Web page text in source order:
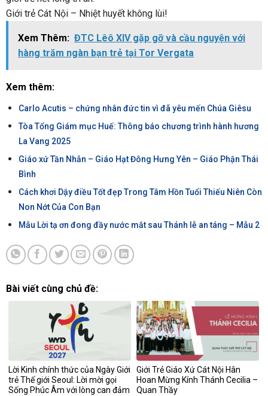
Giới trẻ Cát Nội – Nhiệt huyết không lùi!
Xem Thêm: ĐTC Lêô XIV gặp gỡ và cầu nguyện với
hàng trăm ngàn bạn trẻ tại Tor Vergata
Xem thêm:
Carlo Acutis – chứng nhân đức tin vì đã yêu mến Chúa Giêsu
Tòa Tổng Giám mục Huế: Thông báo chương trình hành hương
La Vang 2025
Giáo xứ Tần Nhẫn – Giáo Hạt Đông Hưng Yên – Giáo Phận Thái
Bình
Cách khơi Dậy điều Tốt đẹp Trong Tâm Hồn Tuổi Thiếu Niên Còn
Non Nớt Của Con Bạn
Mẫu Lời tạ ơn đong đầy nước mắt sau Thánh lễ an táng – Mẫu 2
Bài viết cùng chủ đề:
Lời Kinh chính thức của Ngày Giới
trẻ Thế giới Seoul: Lời mời gọi
Sống Phúc Âm với lòng can đảm
Giới Trẻ Giáo Xứ Cát Nội Hân
Hoan Mừng Kính Thánh Cecilia –
Quan Thầy